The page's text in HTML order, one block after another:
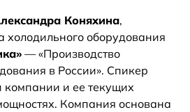
Коняхина,
холодильного оборудования
— «Производство
в России». Спикер
компании и ее текущих
Компания основана